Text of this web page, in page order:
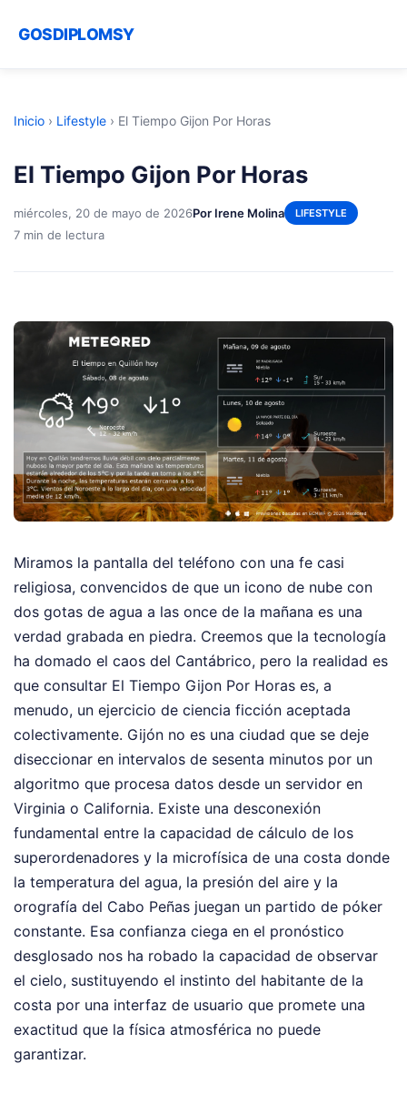
GOSDIPLOMSY
Inicio › Lifestyle › El Tiempo Gijon Por Horas
El Tiempo Gijon Por Horas
miércoles, 20 de mayo de 2026Por Irene Molina LIFESTYLE
7 min de lectura
Miramos la pantalla del teléfono con una fe casi
religiosa, convencidos de que un icono de nube con
dos gotas de agua a las once de la mañana es una
verdad grabada en piedra. Creemos que la tecnología
ha domado el caos del Cantábrico, pero la realidad es
que consultar El Tiempo Gijon Por Horas es, a
menudo, un ejercicio de ciencia ficción aceptada
colectivamente. Gijón no es una ciudad que se deje
diseccionar en intervalos de sesenta minutos por un
algoritmo que procesa datos desde un servidor en
Virginia o California. Existe una desconexión
fundamental entre la capacidad de cálculo de los
superordenadores y la microfísica de una costa donde
la temperatura del agua, la presión del aire y la
orografía del Cabo Peñas juegan un partido de póker
constante. Esa confianza ciega en el pronóstico
desglosado nos ha robado la capacidad de observar
el cielo, sustituyendo el instinto del habitante de la
costa por una interfaz de usuario que promete una
exactitud que la física atmosférica no puede
garantizar.